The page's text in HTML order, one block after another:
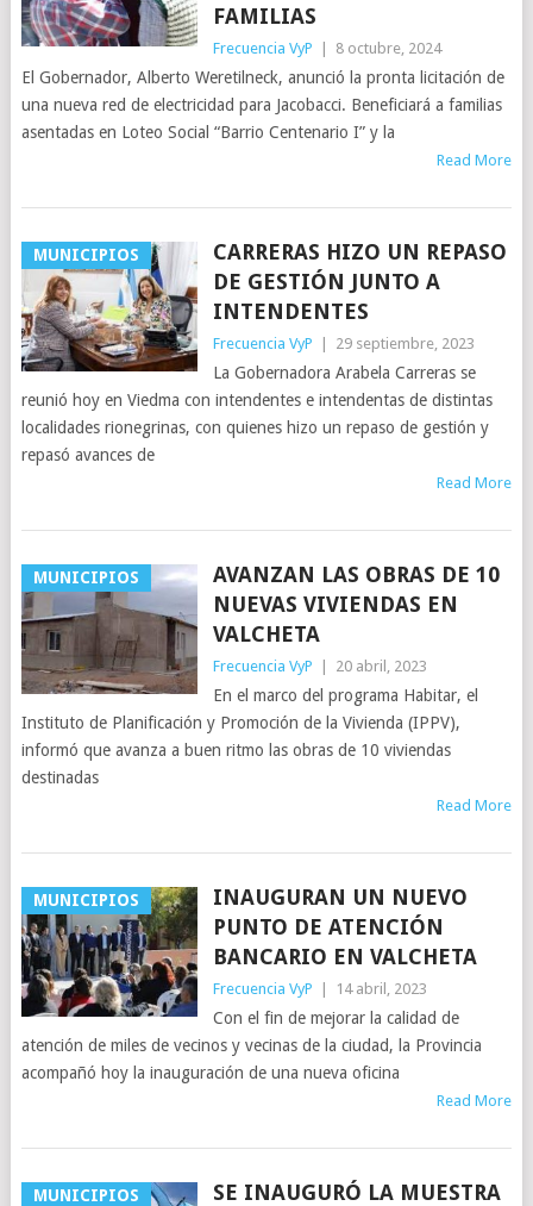
FAMILIAS
Frecuencia VyP 8 octubre, 2024
El Gobernador, Alberto Weretilneck, anunció la pronta licitación de
una nueva red de electricidad para Jacobacci. Beneficiará a familias
asentadas en Loteo Social “Barrio Centenario I” y la
Read More
MUNICIPIOS
CARRERAS HIZO UN REPASO
DE GESTIÓN JUNTO A
INTENDENTES
Frecuencia VyP 29 septiembre, 2023
La Gobernadora Arabela Carreras se
reunió hoy en Viedma con intendentes e intendentas de distintas
localidades rionegrinas, con quienes hizo un repaso de gestión y
repasó avances de
Read More
MUNICIPIOS
AVANZAN LAS OBRAS DE 10
NUEVAS VIVIENDAS EN
VALCHETA
Frecuencia VyP 20 abril, 2023
En el marco del programa Habitar, el
Instituto de Planificación y Promoción de la Vivienda (IPPV),
informó que avanza a buen ritmo las obras de 10 viviendas
destinadas
Read More
MUNICIPIOS
INAUGURAN UN NUEVO
PUNTO DE ATENCIÓN
BANCARIO EN VALCHETA
Frecuencia VyP 14 abril, 2023
Con el fin de mejorar la calidad de
atención de miles de vecinos y vecinas de la ciudad, la Provincia
acompañó hoy la inauguración de una nueva oficina
Read More
MUNICIPIOS
SE INAUGURÓ LA MUESTRA